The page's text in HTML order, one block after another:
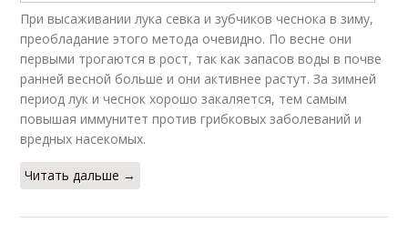
При высаживании лука севка и зубчиков чеснока в зиму,
преобладание этого метода очевидно. По весне они
первыми трогаются в рост, так как запасов воды в почве
ранней весной больше и они активнее растут. За зимней
период лук и чеснок хорошо закаляется, тем самым
повышая иммунитет против грибковых заболеваний и
вредных насекомых.
Читать дальше →